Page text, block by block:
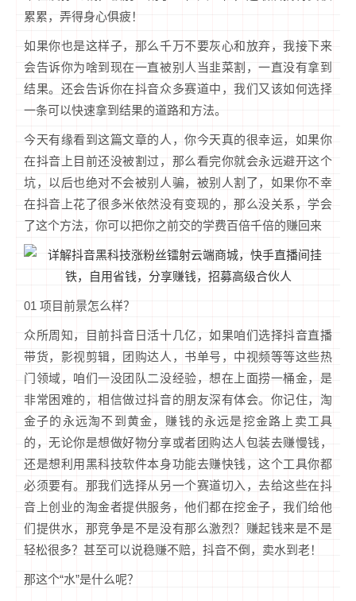
累累，弄得身心俱疲！
如果你也是这样子，那么千万不要灰心和放弃，我接下来
会告诉你为啥到现在一直被别人当韭菜割，一直没有拿到
结果。还会告诉你在抖音众多赛道中，我们又该如何选择
一条可以快速拿到结果的道路和方法。
今天有缘看到这篇文章的人，你今天真的很幸运，如果你
在抖音上目前还没被割过，那么看完你就会永远避开这个
坑，以后也绝对不会被别人骗，被别人割了，如果你不幸
在抖音上花了很多米依然没有变现的，那么没关系，学会
了这个方法，你可以把你之前交的学费百倍千倍的赚回来
01 项目前景怎么样？
众所周知，目前抖音日活十几亿，如果咱们选择抖音直播
带货，影视剪辑，团购达人，书单号，中视频等等这些热
门领域，咱们一没团队二没经验，想在上面捞一桶金，是
非常困难的，相信做过抖音的朋友深有体会。你记住，淘
金子的永远淘不到黄金，赚钱的永远是挖金路上卖工具
的，无论你是想做好物分享或者团购达人包装去赚慢钱，
还是想利用黑科技软件本身功能去赚快钱，这个工具你都
必须要有。那我们选择从另一个赛道切入，去给这些在抖
音上创业的淘金者提供服务，他们都在挖金子，我们给他
们提供水，那竞争是不是没有那么激烈？赚起钱来是不是
轻松很多？甚至可以说稳赚不赔，抖音不倒，卖水到老！
那这个“水”是什么呢？